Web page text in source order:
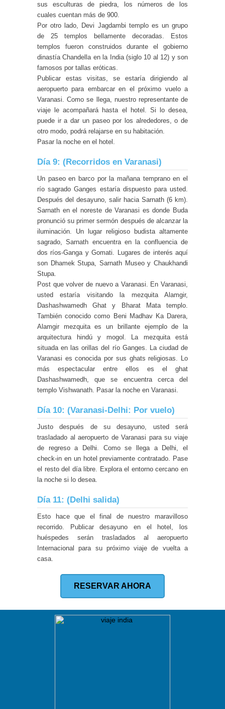
sus esculturas de piedra, los números de los
cuales cuentan más de 900.
Por otro lado, Devi Jagdambi templo es un grupo
de 25 templos bellamente decoradas. Estos
templos fueron construidos durante el gobierno
dinastía Chandella en la India (siglo 10 al 12) y son
famosos por tallas eróticas.
Publicar estas visitas, se estaría dirigiendo al
aeropuerto para embarcar en el próximo vuelo a
Varanasi. Como se llega, nuestro representante de
viaje le acompañará hasta el hotel. Si lo desea,
puede ir a dar un paseo por los alrededores, o de
otro modo, podrá relajarse en su habitación.
Pasar la noche en el hotel.
Día 9: (Recorridos en Varanasi)
Un paseo en barco por la mañana temprano en el
río sagrado Ganges estaría dispuesto para usted.
Después del desayuno, salir hacia Sarnath (6 km).
Sarnath en el noreste de Varanasi es donde Buda
pronunció su primer sermón después de alcanzar la
iluminación. Un lugar religioso budista altamente
sagrado, Sarnath encuentra en la confluencia de
dos ríos-Ganga y Gomati. Lugares de interés aquí
son Dhamek Stupa, Sarnath Museo y Chaukhandi
Stupa.
Post que volver de nuevo a Varanasi. En Varanasi,
usted estaría visitando la mezquita Alamgir,
Dashashwamedh Ghat y Bharat Mata templo.
También conocido como Beni Madhav Ka Darera,
Alamgir mezquita es un brillante ejemplo de la
arquitectura hindú y mogol. La mezquita está
situada en las orillas del río Ganges. La ciudad de
Varanasi es conocida por sus ghats religiosas. Lo
más espectacular entre ellos es el ghat
Dashashwamedh, que se encuentra cerca del
templo Vishwanath. Pasar la noche en Varanasi.
Día 10: (Varanasi-Delhi: Por vuelo)
Justo después de su desayuno, usted será
trasladado al aeropuerto de Varanasi para su viaje
de regreso a Delhi. Como se llega a Delhi, el
check-in en un hotel previamente contratado. Pase
el resto del día libre. Explora el entorno cercano en
la noche si lo desea.
Día 11: (Delhi salida)
Esto hace que el final de nuestro maravilloso
recorrido. Publicar desayuno en el hotel, los
huéspedes serán trasladados al aeropuerto
Internacional para su próximo viaje de vuelta a
casa.
RESERVAR AHORA